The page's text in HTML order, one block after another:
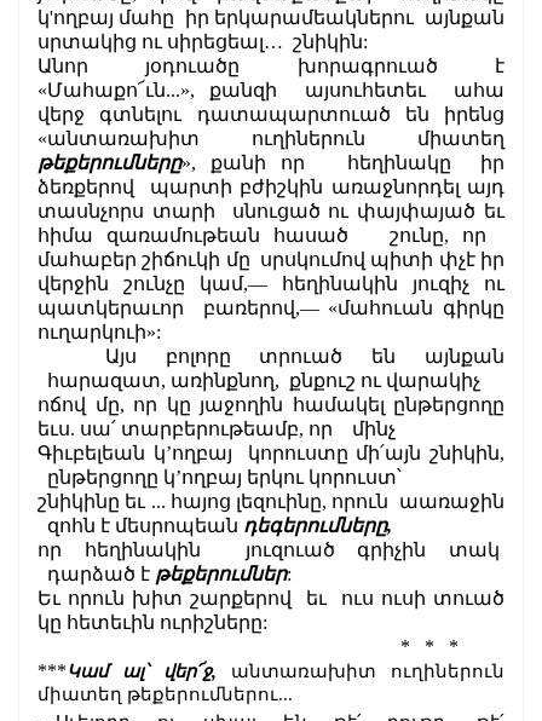
կ'ողբայ մահը  իր երկարամեակներու  այնքան
սրտակից ու սիրեցեալ…  շնիկին:
Անոր յօդուածը խորագրուած է
«Մահաքո՜ւն...», քանզի  այսուհետեւ  ահա
վերջ գտնելու դատապարտուած են իրենց
թեքերումները», քանի որ   հեղինակը  իր
ձեռքերով  պարտի բժիշկին առաջնորդել այդ
տասնչորս տարի  սնուցած ու փայփայած եւ
հիմա զառամութեան հասած   շունը, որ
մահաբեր շիճուկի մը  սրսկումով պիտի փչէ իր
վերջին շունչը կամ,— հեղինակին յուզիչ ու
պատկերաւոր  բառերով,— «մահուան գիրկը
ուղարկուի»:
Այս բոլորը տրուած են այնքան
հարազատ, առինքնող,  քնքուշ ու վարակիչ
ոճով մը, որ կը յաջողին համակել ընթերցողը
եւս. սա՛ տարբերութեամբ, որ    մինչ
Գիւբելեան կ’ողբայ  կորուստը մի՛այն շնիկին,
ընթերցողը կ’ողբայ երկու կորուստ՝
շնիկինը եւ ... հայոց լեզուինը, որուն  աառաջին
զոհն է մեսրոպեան դեգերումները,
որ հեղինակին  յուզուած գրիչին տակ
դարձած է թեքերումներ:
Եւ որուն խիտ շարքերով  եւ  ուս ուսի տուած
կը հետեւին ուրիշները:
*   *   *
***Կամ ալ՝ վեր՜ջ, անտառախիտ ուղիներուն
միատեղ թեքերումներու...